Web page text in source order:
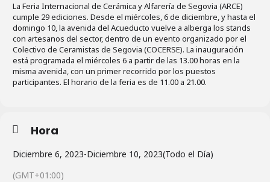
La Feria Internacional de Cerámica y Alfarería de Segovia (ARCE)
cumple 29 ediciones. Desde el miércoles, 6 de diciembre, y hasta el
domingo 10, la avenida del Acueducto vuelve a alberga los stands
con artesanos del sector, dentro de un evento organizado por el
Colectivo de Ceramistas de Segovia (COCERSE). La inauguración
está programada el miércoles 6 a partir de las 13.00 horas en la
misma avenida, con un primer recorrido por los puestos
participantes. El horario de la feria es de 11.00 a 21.00.
Hora
Diciembre 6, 2023-Diciembre 10, 2023(Todo el Día)
(GMT+01:00)